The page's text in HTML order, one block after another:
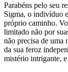
Parabéns pelo seu
Sigma, o indivíduo
próprio caminho.
limitado não por
não precisa de uma
da sua feroz
mistério intrigante, e